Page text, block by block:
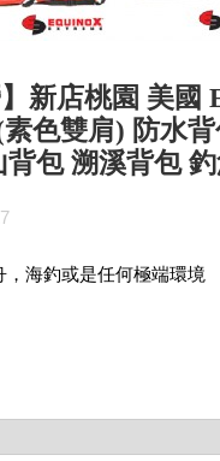
】新店桃園 美國
素色雙肩) 防水
背包 溯溪背包
，海釣或是任何極端環境